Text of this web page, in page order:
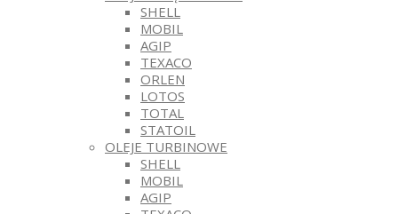
SHELL
MOBIL
AGIP
TEXACO
ORLEN
LOTOS
TOTAL
STATOIL
OLEJE TURBINOWE
SHELL
MOBIL
AGIP